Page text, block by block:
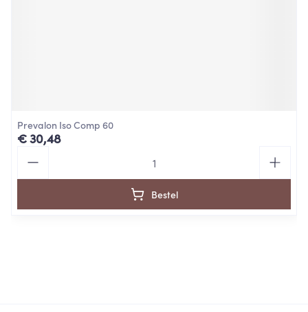
Prevalon Iso Comp 60
€ 30,48
Bestel